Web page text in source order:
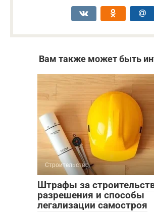
Вам также может быть
Строительство
Штрафы за
разрешения и способы
легализации самостроя